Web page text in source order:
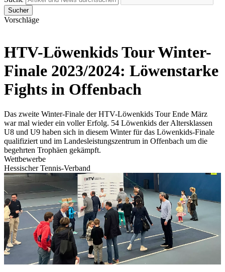
Sucher
Vorschläge
HTV-Löwenkids Tour Winter-
Finale 2023/2024: Löwenstarke
Fights in Offenbach
Das zweite Winter-Finale der HTV-Löwenkids Tour Ende März
war mal wieder ein voller Erfolg. 54 Löwenkids der Altersklassen
U8 und U9 haben sich in diesem Winter für das Löwenkids-Finale
qualifiziert und im Landesleistungszentrum in Offenbach um die
begehrten Trophäen gekämpft.
Wettbewerbe
Hessischer Tennis-Verband